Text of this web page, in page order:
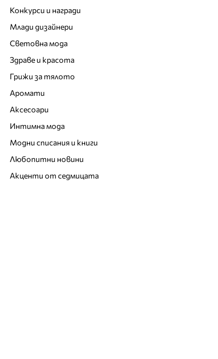
Конкурси и награди
Млади дизайнери
Световна мода
Здраве и красота
Грижи за тялото
Аромати
Аксесоари
Интимна мода
Модни списания и книги
Любопитни новини
Акценти от седмицата